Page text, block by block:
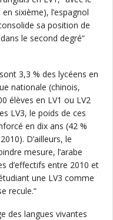
sixième), l’espagnol
sa position de
le second degré“
3,3 % des lycéens en
nationale (chinois,
élèves en LV1 ou LV2
LV3, le poids de ces
en dix ans (42 %
D’ailleurs, le
mesure, l’arabe
d’effectifs entre 2010 et
une LV3 comme
recule.“
des langues vivantes